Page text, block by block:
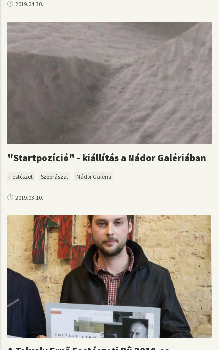
2019.04.30.
"Startpozíció" - kiállítás a Nádor Galériában
Festészet Szobrászat Nádor Galéria
2019.03.10.